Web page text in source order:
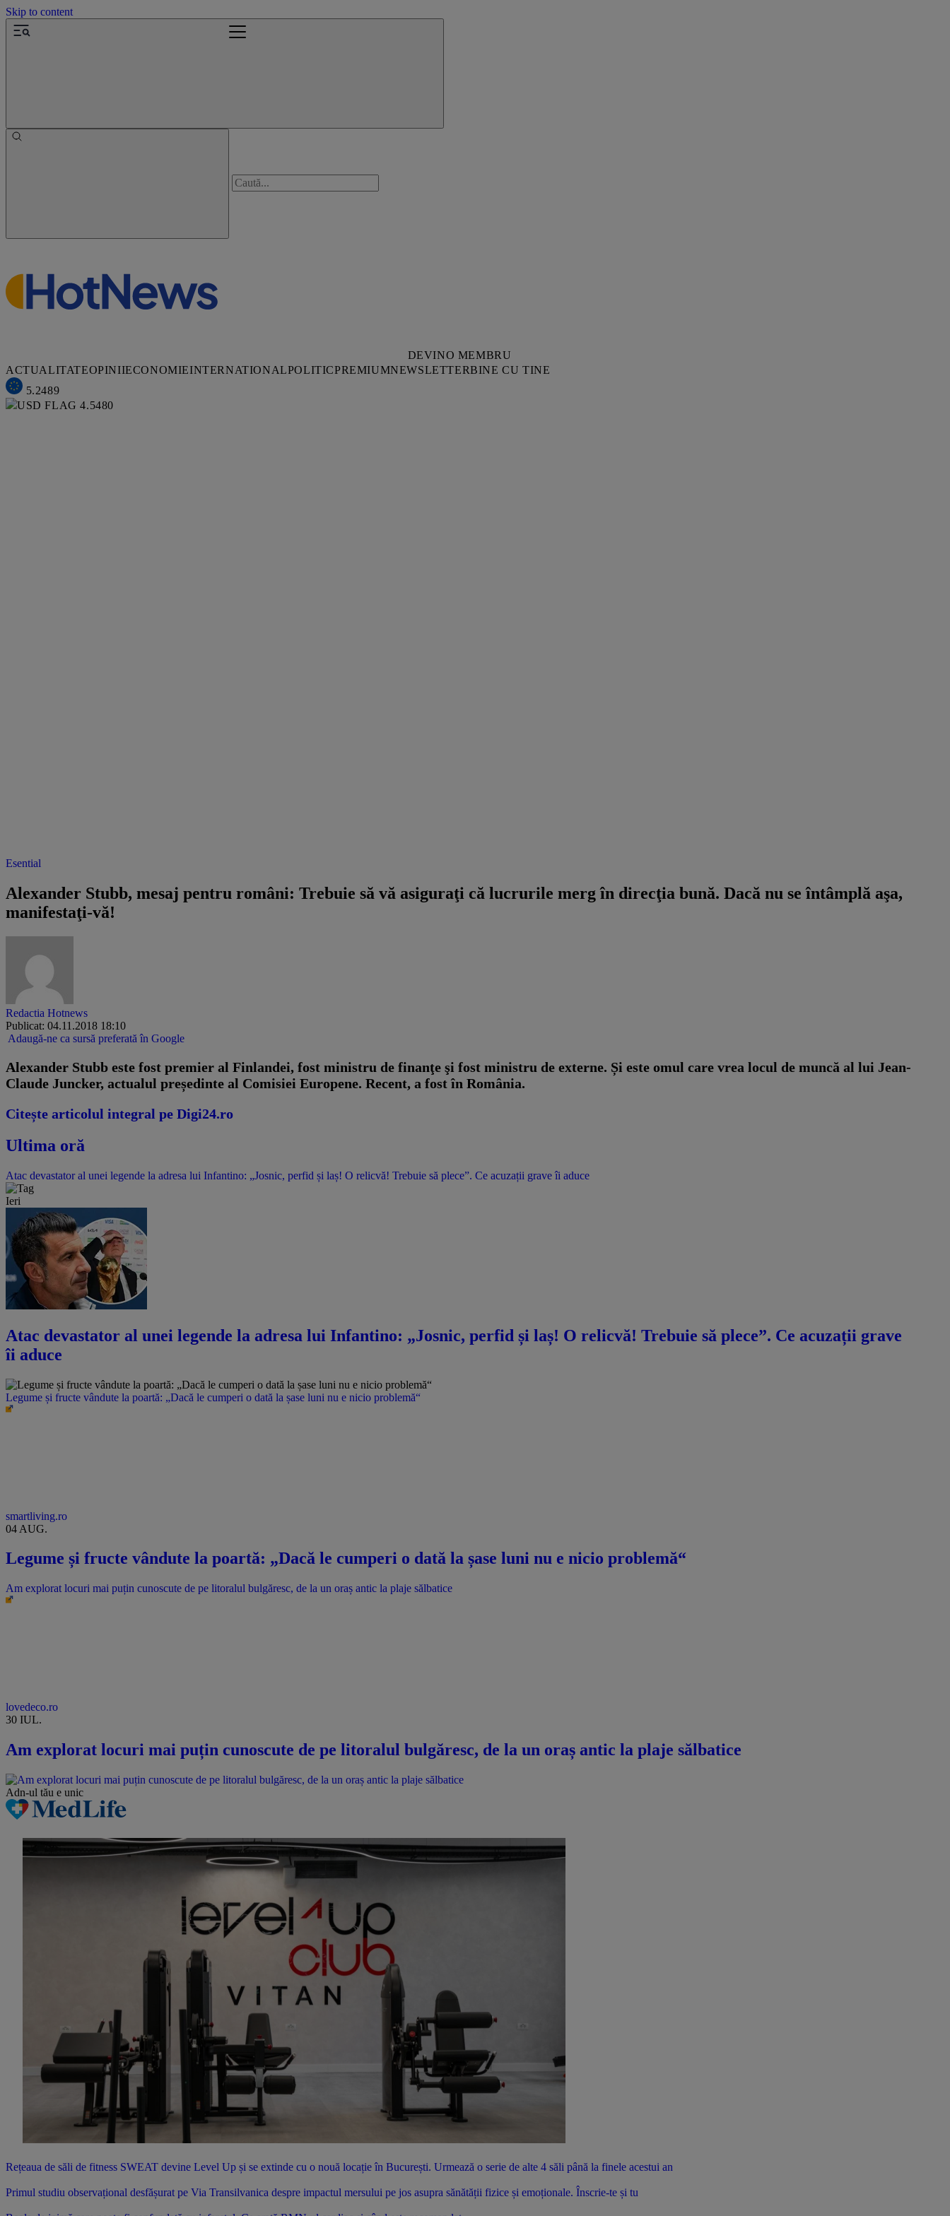
Skip to content
DEVINO MEMBRU
ACTUALITATEOPINIIECONOMIEINTERNATIONALPOLITICPREMIUMNEWSLETTERBINE CU TINE
5.2489
4.5480
Esential
Alexander Stubb, mesaj pentru români: Trebuie să vă asiguraţi că lucrurile merg în direcţia bună. Dacă nu se întâmplă aşa,
manifestaţi-vă!
Redactia Hotnews
Publicat: 04.11.2018 18:10
Adaugă-ne ca sursă preferată în Google
Alexander Stubb este fost premier al Finlandei, fost ministru de finanţe şi fost ministru de externe. Și este omul care vrea locul de muncă al lui Jean-
Claude Juncker, actualul președinte al Comisiei Europene. Recent, a fost în România.
Citește articolul integral pe Digi24.ro
Ultima oră
Atac devastator al unei legende la adresa lui Infantino: „Josnic, perfid și laș! O relicvă! Trebuie să plece”. Ce acuzații grave îi aduce
Ieri
Atac devastator al unei legende la adresa lui Infantino: „Josnic, perfid și laș! O relicvă! Trebuie să plece”. Ce acuzații grave
îi aduce
Legume și fructe vândute la poartă: „Dacă le cumperi o dată la șase luni nu e nicio problemă“
smartliving.ro
04 AUG.
Legume și fructe vândute la poartă: „Dacă le cumperi o dată la șase luni nu e nicio problemă“
Am explorat locuri mai puțin cunoscute de pe litoralul bulgăresc, de la un oraș antic la plaje sălbatice
lovedeco.ro
30 IUL.
Am explorat locuri mai puțin cunoscute de pe litoralul bulgăresc, de la un oraș antic la plaje sălbatice
Adn-ul tău e unic
Rețeaua de săli de fitness SWEAT devine Level Up și se extinde cu o nouă locație în București. Urmează o serie de alte 4 săli până la finele acestui an
Primul studiu observațional desfășurat pe Via Transilvanica despre impactul mersului pe jos asupra sănătății fizice și emoționale. Înscrie-te și tu